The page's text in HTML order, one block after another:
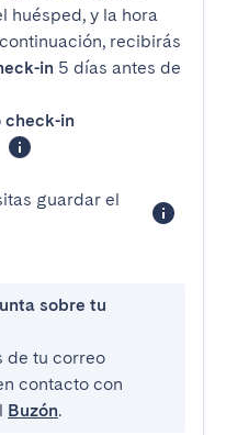
huésped, y la hora
recibirás
in 5 días antes de
check-in
guardar el
sobre tu
de tu correo
contacto con
Buzón.